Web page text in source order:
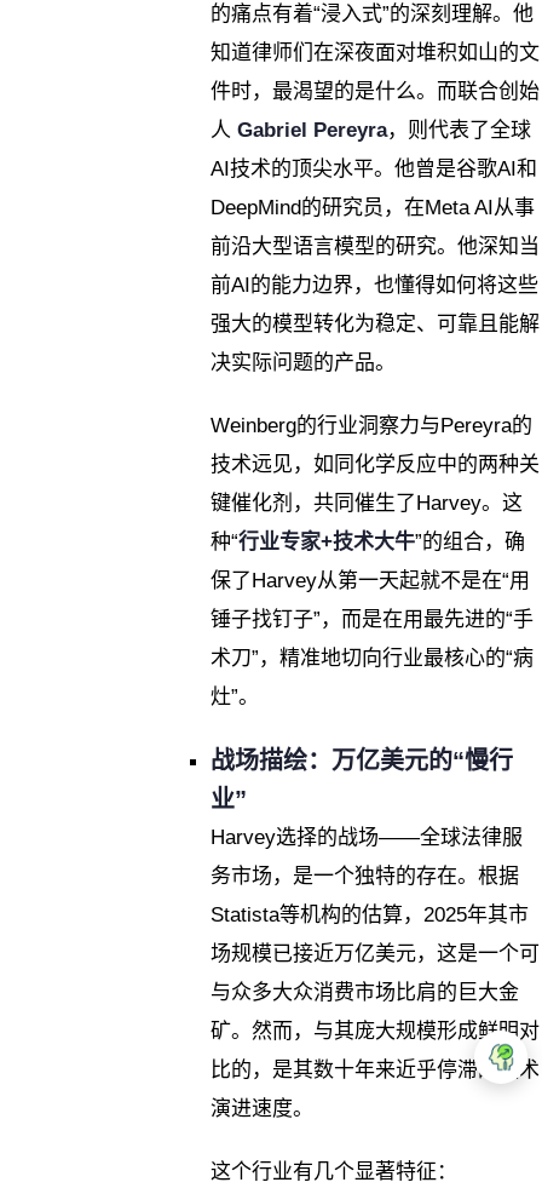
的痛点有着“浸入式”的深刻理解。他
知道律师们在深夜面对堆积如山的文
件时，最渴望的是什么。而联合创始
人 Gabriel Pereyra，则代表了全球
AI技术的顶尖水平。他曾是谷歌AI和
DeepMind的研究员，在Meta AI从事
前沿大型语言模型的研究。他深知当
前AI的能力边界，也懂得如何将这些
强大的模型转化为稳定、可靠且能解
决实际问题的产品。
Weinberg的行业洞察力与Pereyra的
技术远见，如同化学反应中的两种关
键催化剂，共同催生了Harvey。这
种“行业专家+技术大牛”的组合，确
保了Harvey从第一天起就不是在“用
锤子找钉子”，而是在用最先进的“手
术刀”，精准地切向行业最核心的“病
灶”。
战场描绘：万亿美元的“慢行
业”
Harvey选择的战场——全球法律服
务市场，是一个独特的存在。根据
Statista等机构的估算，2025年其市
场规模已接近万亿美元，这是一个可
与众多大众消费市场比肩的巨大金
矿。然而，与其庞大规模形成鲜明对
比的，是其数十年来近乎停滞的技术
演进速度。
这个行业有几个显著特征：